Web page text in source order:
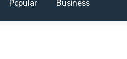
Popular Business